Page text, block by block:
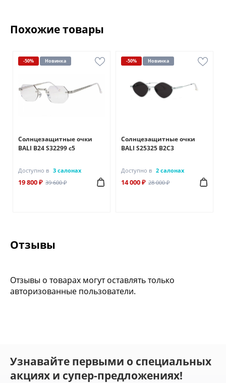
Похожие товары
-50% Новинка
Солнцезащитные очки
BALI B24 S32299 c5
Доступно в 3 салонах
19 800 ₽ 39 600 ₽
-50% Новинка
Солнцезащитные очки
BALI S25325 B2C3
Доступно в 2 салонах
14 000 ₽ 28 000 ₽
Отзывы
Отзывы о товарах могут оставлять только
авторизованные пользователи.
Узнавайте первыми о специальных
акциях и супер-предложениях!